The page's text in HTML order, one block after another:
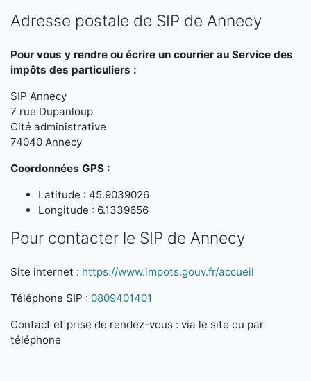
Adresse postale de SIP de Annecy
Pour vous y rendre ou écrire un courrier au Service des
impôts des particuliers :
SIP Annecy
7 rue Dupanloup
Cité administrative
74040 Annecy
Coordonnées GPS :
Latitude : 45.9039026
Longitude : 6.1339656
Pour contacter le SIP de Annecy
Site internet : https://www.impots.gouv.fr/accueil
Téléphone SIP : 0809401401
Contact et prise de rendez-vous : via le site ou par
téléphone